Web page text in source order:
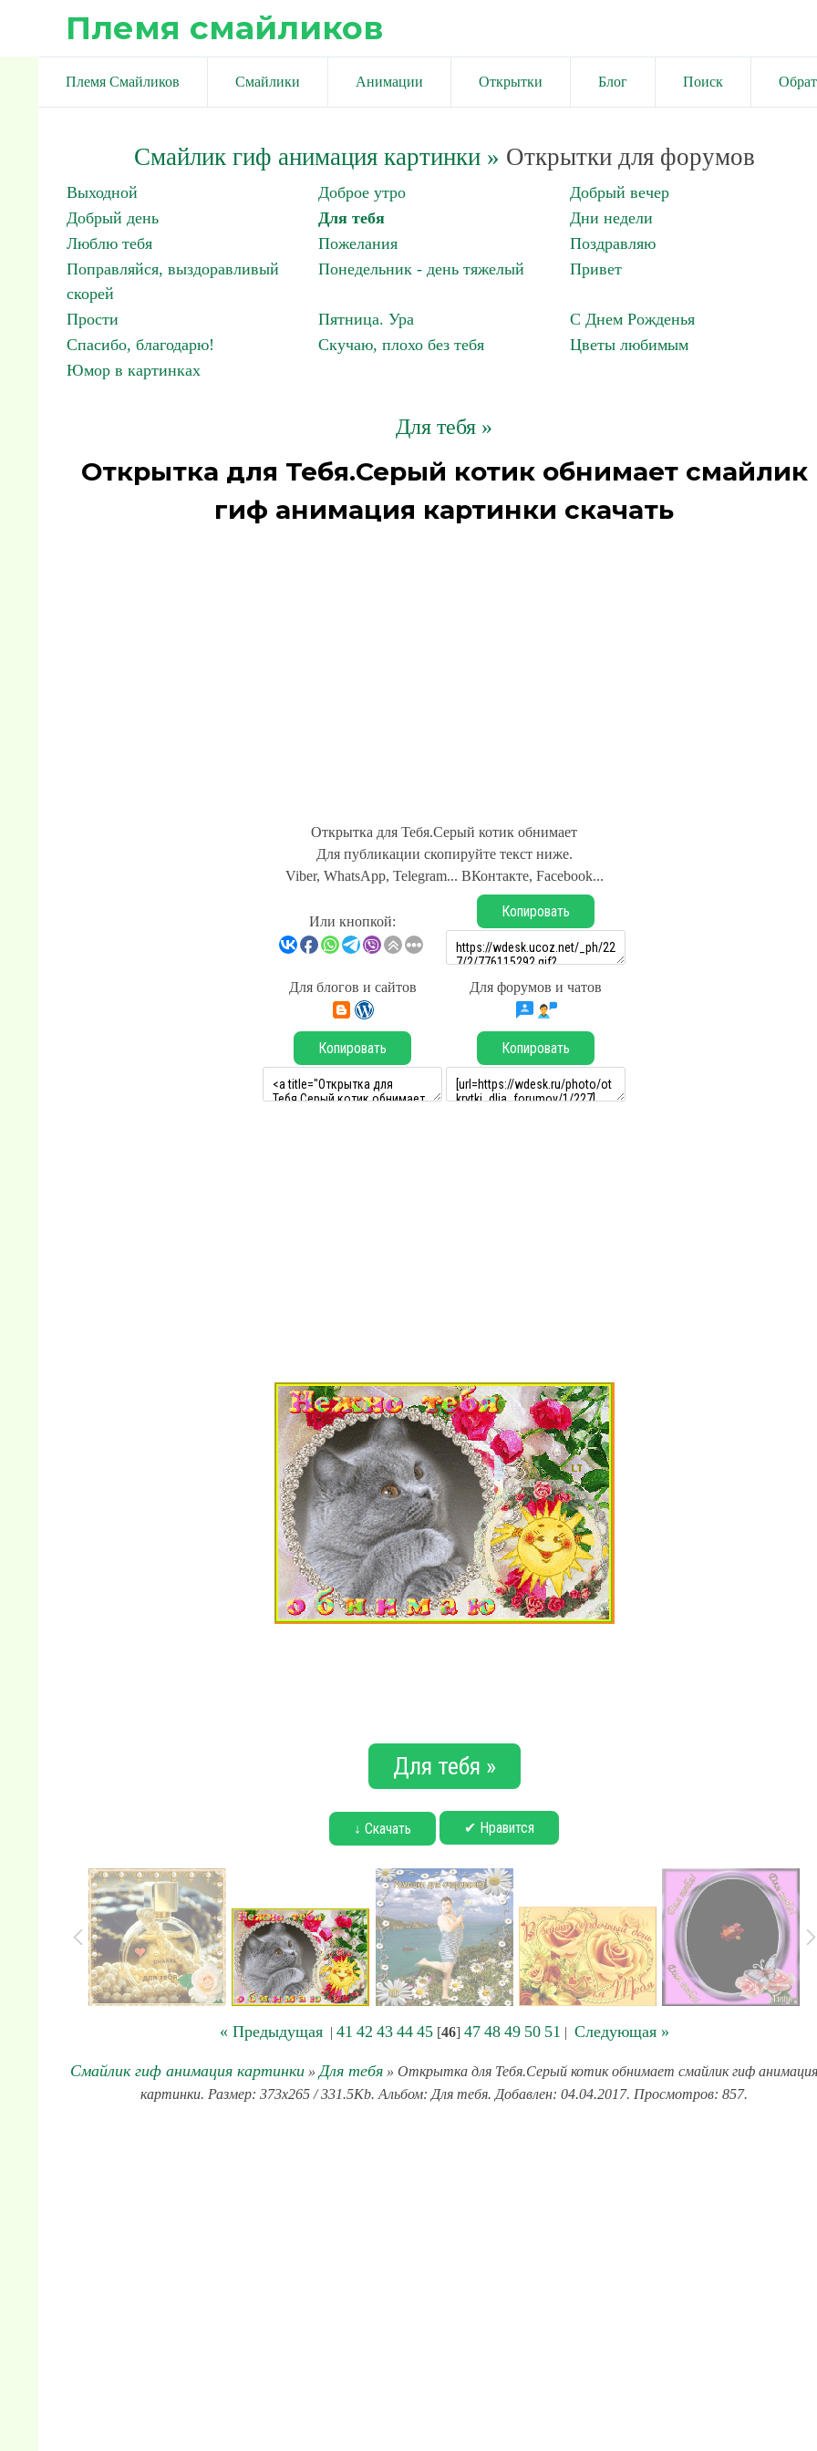
Племя смайликов
Племя Смайликов Смайлики Анимации Открытки Блог Поиск
Смайлик гиф анимация картинки» Открытки для форумов
Выходной Доброе утро
Добрый вечер
Добрый день
Для тебя
Дни недели
Люблю тебя
Пожелания
Поздравляю
Поправляйся, выздоравливый
скорей
Понедельник - день тяжелый Привет
Прости Пятница. Ура
С Днем Рожденья
Спасибо, благодарю!
Скучаю, плохо без тебя
Цветы любимым
Юмор в картинках
Для тебя »
Открытка для Тебя.Серый котик обнимает смайлик
гиф анимация картинки скачать
Открытка для Тебя.Серый котик обнимает
Для публикации скопируйте текст ниже.
Viber, WhatsApp, Telegram... ВКонтакте, Facebook...
Или кнопкой:
Копировать
Для блогов и сайтов Для форумов и чатов
Копировать Копировать
Для тебя »
↓ Скачать ✔ Нравится
« Предыдущая| 41 42 43 44 45[46] 47 48 49 50 51 | Следующая »
Смайлик гиф анимация картинки » Для тебя » Открытка для Тебя.Серый котик обнимает смайлик гиф анимация
картинки. Размер: 373x265 / 331.5Kb. Альбом: Для тебя. Добавлен: 04.04.2017. Просмотров: 857.